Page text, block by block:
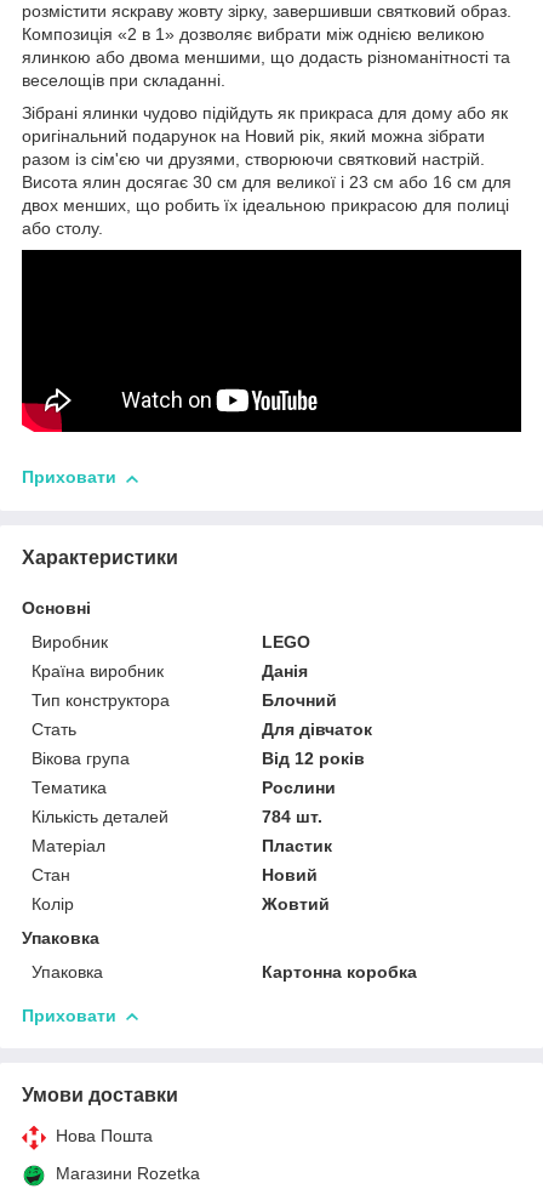
розмістити яскраву жовту зірку, завершивши святковий образ.
Композиція «2 в 1» дозволяє вибрати між однією великою
ялинкою або двома меншими, що додасть різноманітності та
веселощів при складанні.
Зібрані ялинки чудово підійдуть як прикраса для дому або як
оригінальний подарунок на Новий рік, який можна зібрати
разом із сім'єю чи друзями, створюючи святковий настрій.
Висота ялин досягає 30 см для великої і 23 см або 16 см для
двох менших, що робить їх ідеальною прикрасою для полиці
або столу.
Приховати
Характеристики
Основні
Виробник
LEGO
Країна виробник
Данія
Тип конструктора
Блочний
Стать
Для дівчаток
Вікова група
Від 12 років
Тематика
Рослини
Кількість деталей
784 шт.
Матеріал
Пластик
Стан
Новий
Колір
Жовтий
Упаковка
Упаковка
Картонна коробка
Приховати
Умови доставки
Нова Пошта
Магазини Rozetka